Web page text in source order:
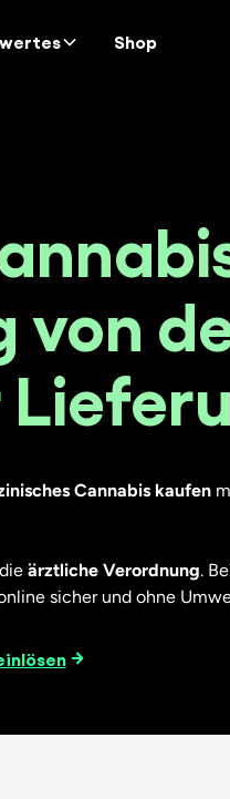
Shop
von
Cannabis kaufen
ärztliche Verordnung.
sicher und ohne